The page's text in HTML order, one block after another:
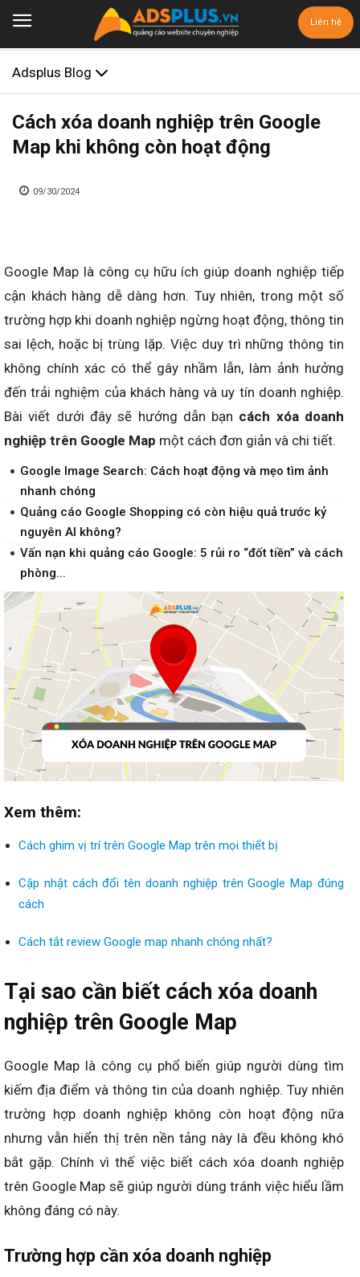
Liên hệ
Adsplus Blog
Cách xóa doanh nghiệp trên Google
Map khi không còn hoạt động
09/30/2024
Google Map là công cụ hữu ích giúp doanh nghiệp tiếp
cận khách hàng dễ dàng hơn. Tuy nhiên, trong một số
trường hợp khi doanh nghiệp ngừng hoạt động, thông tin
sai lệch, hoặc bị trùng lặp. Việc duy trì những thông tin
không chính xác có thể gây nhầm lẫn, làm ảnh hưởng
đến trải nghiệm của khách hàng và uy tín doanh nghiệp.
Bài viết dưới đây sẽ hướng dẫn bạn cách xóa doanh
nghiệp trên Google Map một cách đơn giản và chi tiết.
Google Image Search: Cách hoạt động và mẹo tìm ảnh
nhanh chóng
Quảng cáo Google Shopping có còn hiệu quả trước kỷ
nguyên AI không?
Vấn nạn khi quảng cáo Google: 5 rủi ro “đốt tiền” và cách
phòng...
Xem thêm:
Cách ghim vị trí trên Google Map trên mọi thiết bị
Cập nhật cách đổi tên doanh nghiệp trên Google Map đúng
cách
Cách tắt review Google map nhanh chóng nhất?
Tại sao cần biết cách xóa doanh
nghiệp trên Google Map
Google Map là công cụ phổ biến giúp người dùng tìm
kiếm địa điểm và thông tin của doanh nghiệp. Tuy nhiên
trường hợp doanh nghiệp không còn hoạt động nữa
nhưng vẫn hiển thị trên nền tảng này là đều không khó
bắt gặp. Chính vì thế việc biết cách xóa doanh nghiệp
trên Google Map sẽ giúp người dùng tránh việc hiểu lầm
không đáng có này.
Trường hợp cần xóa doanh nghiệp